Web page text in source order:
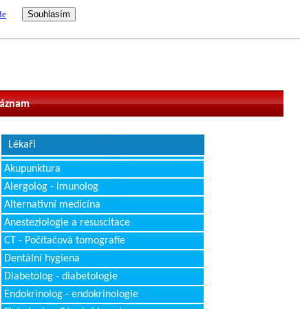
Lékaři
Akupunktura
Alergolog - imunolog
Alternativní medicína
Anesteziologie a resuscitace
CT - Počítačová tomografie
Dentální hygiena
Diabetolog - diabetologie
Endokrinolog - endokrinologie